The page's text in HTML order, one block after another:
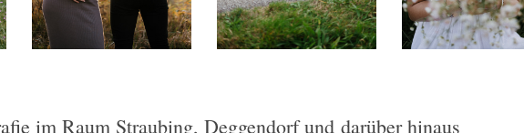
im Raum Straubing, Deggendorf und ​​​​​​​darüberhinaus